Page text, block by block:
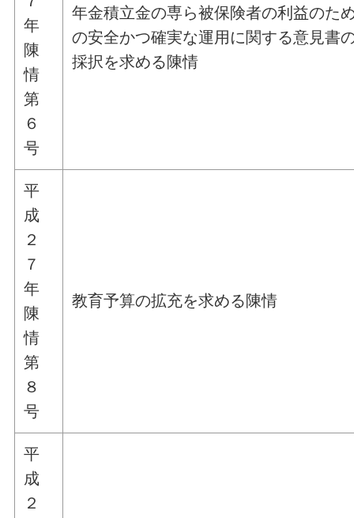
年
陳
情
第
６
号
年金積立金の専ら被保険者の利益のた
の安全かつ確実な運用に関する意見書
採択を求める陳情
平
成
２
７
年
陳
情
第
８
号
教育予算の拡充を求める陳情
平
成
２